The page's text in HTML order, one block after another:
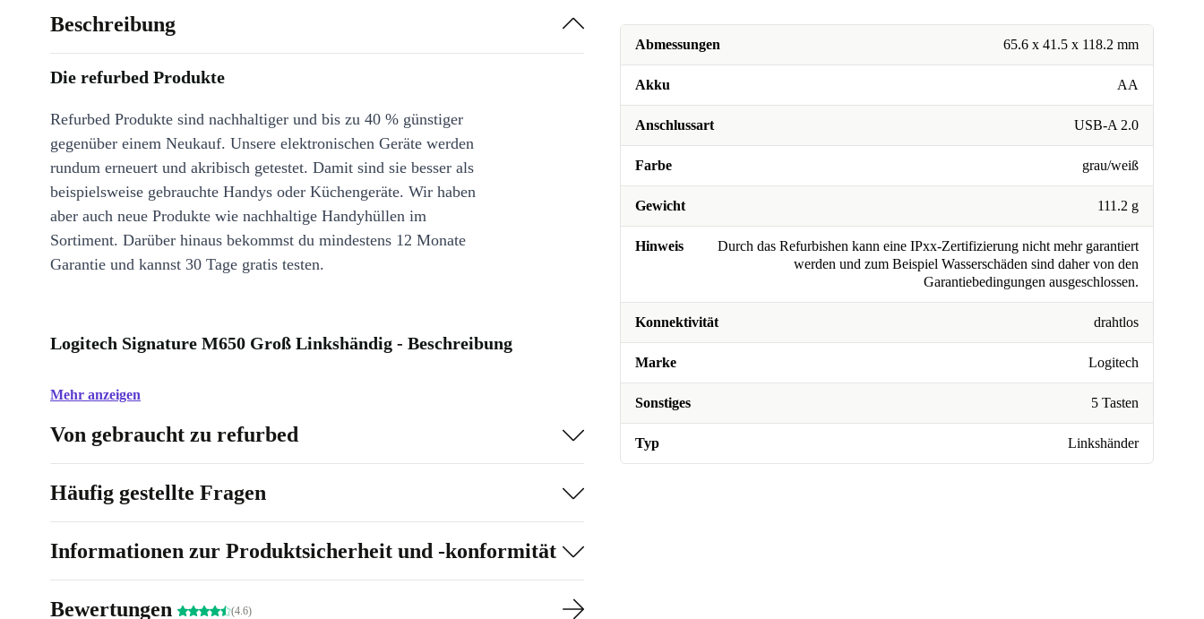
Abmessungen 65.6 x 41.5 x 118.2 mm
Akku AA
Anschlussart USB-A 2.0
Farbe grau/weiß
Gewicht 111.2 g
Hinweis
Durch das Refurbishen kann eine IPxx-Zertifizierung nicht mehr garantiert
werden und zum Beispiel Wasserschäden sind daher von den
Garantiebedingungen ausgeschlossen.
Konnektivität drahtlos
Marke Logitech
Sonstiges 5 Tasten
Typ Linkshänder
Beschreibung
Die refurbed Produkte
Refurbed Produkte sind nachhaltiger und bis zu 40 % günstiger
gegenüber einem Neukauf. Unsere elektronischen Geräte werden
rundum erneuert und akribisch getestet. Damit sind sie besser als
beispielsweise gebrauchte Handys oder Küchengeräte. Wir haben
aber auch neue Produkte wie nachhaltige Handyhüllen im
Sortiment. Darüber hinaus bekommst du mindestens 12 Monate
Garantie und kannst 30 Tage gratis testen.
Logitech Signature M650 Groß Linkshändig - Beschreibung
Mehr anzeigen
Von gebraucht zu refurbed
Häufig gestellte Fragen
Informationen zur Produktsicherheit und -konformität
Bewertungen (4.6)